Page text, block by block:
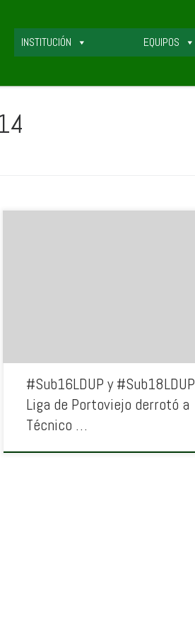
INSTITUCIÓN EQUIPOS
#Sub16LDUP y #Sub18LDUP |
Liga de Portoviejo derrotó a
Técnico …